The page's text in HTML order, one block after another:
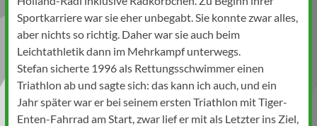
Sportkarriere war sie eher unbegabt. Sie konnte zwar alles,
aber nichts so richtig. Daher war sie auch beim
Leichtathletik dann im Mehrkampf unterwegs.
Stefan sicherte 1996 als Rettungsschwimmer einen
Triathlon ab und sagte sich: das kann ich auch, und ein
Jahr später war er bei seinem ersten Triathlon mit Tiger-
Enten-Fahrrad am Start, zwar lief er mit als Letzter ins Ziel,